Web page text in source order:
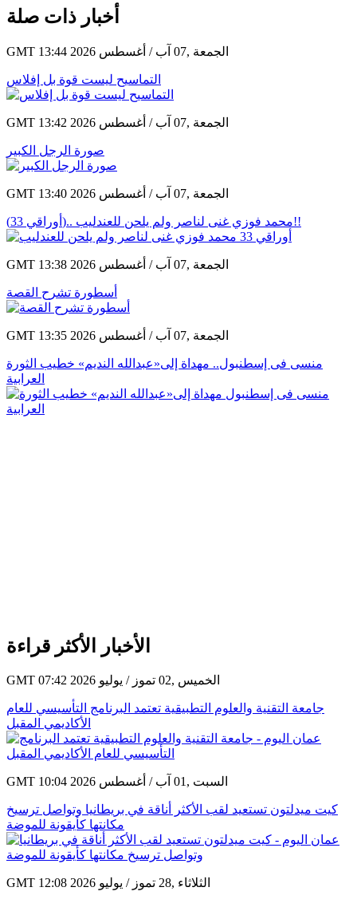
أخبار ذات صلة
GMT 13:44 2026 الجمعة ,07 آب / أغسطس
التماسيح ليست قوة بل إفلاس
GMT 13:42 2026 الجمعة ,07 آب / أغسطس
صورة الرجل الكبير
GMT 13:40 2026 الجمعة ,07 آب / أغسطس
(أوراقي 33).. محمد فوزي غنى لناصر ولم يلحن للعندليب!!
GMT 13:38 2026 الجمعة ,07 آب / أغسطس
أسطورة تشرح القصة
GMT 13:35 2026 الجمعة ,07 آب / أغسطس
منسى فى إسطنبول.. مهداة إلى«عبدالله النديم» خطيب الثورة
العرابية
الأخبار الأكثر قراءة
GMT 07:42 2026 الخميس ,02 تموز / يوليو
جامعة التقنية والعلوم التطبيقية تعتمد البرنامج التأسيسي للعام
الأكاديمي المقبل
GMT 10:04 2026 السبت ,01 آب / أغسطس
كيت ميدلتون تستعيد لقب الأكثر أناقة في بريطانيا وتواصل ترسيخ
مكانتها كأيقونة للموضة
GMT 12:08 2026 الثلاثاء ,28 تموز / يوليو